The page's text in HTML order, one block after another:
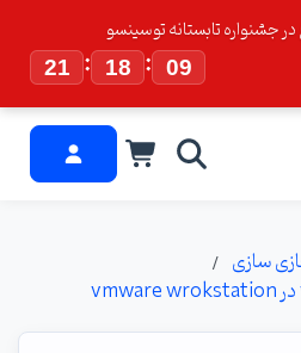
جشنواره تابستانه توسینسو
21
: 18 : 08
سازی